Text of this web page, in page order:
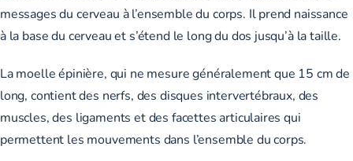
messages du cerveau à l’ensemble du corps. Il prend naissance
à la base du cerveau et s’étend le long du dos jusqu’à la taille.
La moelle épinière, qui ne mesure généralement que 15 cm de
long, contient des nerfs, des disques intervertébraux, des
muscles, des ligaments et des facettes articulaires qui
permettent les mouvements dans l’ensemble du corps.